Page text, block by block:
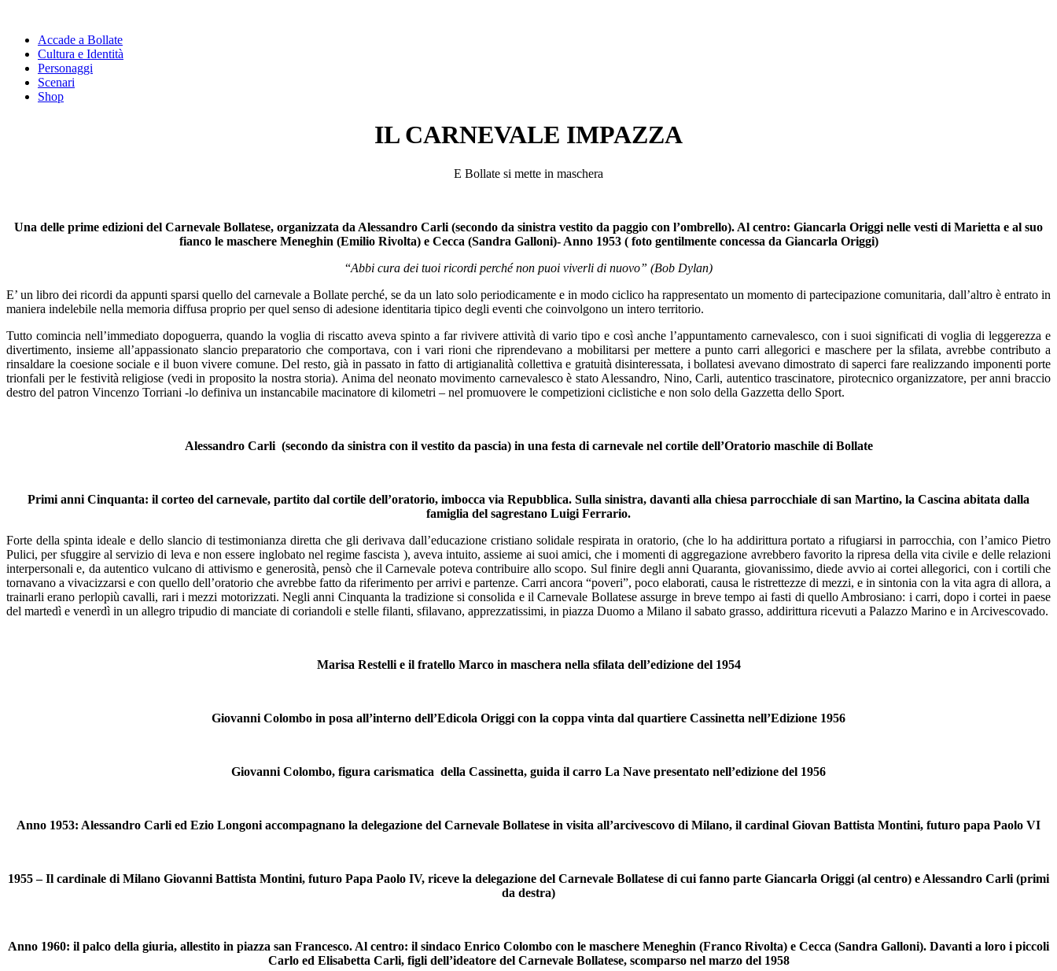
Accade a Bollate
Cultura e Identità
Personaggi
Scenari
Shop
IL CARNEVALE IMPAZZA
E Bollate si mette in maschera
Una delle prime edizioni del Carnevale Bollatese, organizzata da Alessandro Carli (secondo da sinistra vestito da paggio con l’ombrello). Al centro: Giancarla Origgi nelle vesti di Marietta e al suo
fianco le maschere Meneghin (Emilio Rivolta) e Cecca (Sandra Galloni)- Anno 1953 ( foto gentilmente concessa da Giancarla Origgi)
“Abbi cura dei tuoi ricordi perché non puoi viverli di nuovo” (Bob Dylan)
E’ un libro dei ricordi da appunti sparsi quello del carnevale a Bollate perché, se da un lato solo periodicamente e in modo ciclico ha rappresentato un momento di partecipazione comunitaria, dall’altro è entrato in
maniera indelebile nella memoria diffusa proprio per quel senso di adesione identitaria tipico degli eventi che coinvolgono un intero territorio.
Tutto comincia nell’immediato dopoguerra, quando la voglia di riscatto aveva spinto a far rivivere attività di vario tipo e così anche l’appuntamento carnevalesco, con i suoi significati di voglia di leggerezza e
divertimento, insieme all’appassionato slancio preparatorio che comportava, con i vari rioni che riprendevano a mobilitarsi per mettere a punto carri allegorici e maschere per la sfilata, avrebbe contributo a
rinsaldare la coesione sociale e il buon vivere comune. Del resto, già in passato in fatto di artigianalità collettiva e gratuità disinteressata, i bollatesi avevano dimostrato di saperci fare realizzando imponenti porte
trionfali per le festività religiose (vedi in proposito la nostra storia). Anima del neonato movimento carnevalesco è stato Alessandro, Nino, Carli, autentico trascinatore, pirotecnico organizzatore, per anni braccio
destro del patron Vincenzo Torriani -lo definiva un instancabile macinatore di kilometri – nel promuovere le competizioni ciclistiche e non solo della Gazzetta dello Sport.
Alessandro Carli (secondo da sinistra con il vestito da pascia) in una festa di carnevale nel cortile dell’Oratorio maschile di Bollate
Primi anni Cinquanta: il corteo del carnevale, partito dal cortile dell’oratorio, imbocca via Repubblica. Sulla sinistra, davanti alla chiesa parrocchiale di san Martino, la Cascina abitata dalla
famiglia del sagrestano Luigi Ferrario.
Forte della spinta ideale e dello slancio di testimonianza diretta che gli derivava dall’educazione cristiano solidale respirata in oratorio, (che lo ha addirittura portato a rifugiarsi in parrocchia, con l’amico Pietro
Pulici, per sfuggire al servizio di leva e non essere inglobato nel regime fascista ), aveva intuito, assieme ai suoi amici, che i momenti di aggregazione avrebbero favorito la ripresa della vita civile e delle relazioni
interpersonali e, da autentico vulcano di attivismo e generosità, pensò che il Carnevale poteva contribuire allo scopo. Sul finire degli anni Quaranta, giovanissimo, diede avvio ai cortei allegorici, con i cortili che
tornavano a vivacizzarsi e con quello dell’oratorio che avrebbe fatto da riferimento per arrivi e partenze. Carri ancora “poveri”, poco elaborati, causa le ristrettezze di mezzi, e in sintonia con la vita agra di allora, a
trainarli erano perlopiù cavalli, rari i mezzi motorizzati. Negli anni Cinquanta la tradizione si consolida e il Carnevale Bollatese assurge in breve tempo ai fasti di quello Ambrosiano: i carri, dopo i cortei in paese
del martedì e venerdì in un allegro tripudio di manciate di coriandoli e stelle filanti, sfilavano, apprezzatissimi, in piazza Duomo a Milano il sabato grasso, addirittura ricevuti a Palazzo Marino e in Arcivescovado.
Marisa Restelli e il fratello Marco in maschera nella sfilata dell’edizione del 1954
Giovanni Colombo in posa all’interno dell’Edicola Origgi con la coppa vinta dal quartiere Cassinetta nell’Edizione 1956
Giovanni Colombo, figura carismatica della Cassinetta, guida il carro La Nave presentato nell’edizione del 1956
Anno 1953: Alessandro Carli ed Ezio Longoni accompagnano la delegazione del Carnevale Bollatese in visita all’arcivescovo di Milano, il cardinal Giovan Battista Montini, futuro papa Paolo VI
1955 – Il cardinale di Milano Giovanni Battista Montini, futuro Papa Paolo IV, riceve la delegazione del Carnevale Bollatese di cui fanno parte Giancarla Origgi (al centro) e Alessandro Carli (primi
da destra)
Anno 1960: il palco della giuria, allestito in piazza san Francesco. Al centro: il sindaco Enrico Colombo con le maschere Meneghin (Franco Rivolta) e Cecca (Sandra Galloni). Davanti a loro i piccoli
Carlo ed Elisabetta Carli, figli dell’ideatore del Carnevale Bollatese, scomparso nel marzo del 1958